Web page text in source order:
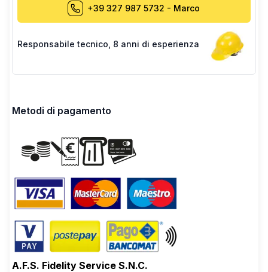
+39 327 987 5732 - Marco
Responsabile tecnico 8 anni di esperienza
Metodi di pagamento
A.F.S. Fidelity Service S.N.C.